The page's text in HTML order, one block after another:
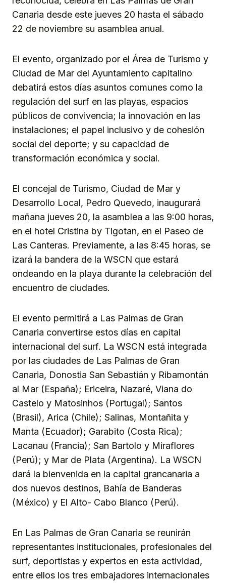
Canaria desde este jueves 20 hasta el sábado
22 de noviembre su asamblea anual.
El evento, organizado por el Área de Turismo y
Ciudad de Mar del Ayuntamiento capitalino
debatirá estos días asuntos comunes como la
regulación del surf en las playas, espacios
públicos de convivencia; la innovación en las
instalaciones; el papel inclusivo y de cohesión
social del deporte; y su capacidad de
transformación económica y social.
El concejal de Turismo, Ciudad de Mar y
Desarrollo Local, Pedro Quevedo, inaugurará
mañana jueves 20, la asamblea a las 9:00 horas,
en el hotel Cristina by Tigotan, en el Paseo de
Las Canteras. Previamente, a las 8:45 horas, se
izará la bandera de la WSCN que estará
ondeando en la playa durante la celebración del
encuentro de ciudades.
El evento permitirá a Las Palmas de Gran
Canaria convertirse estos días en capital
internacional del surf. La WSCN está integrada
por las ciudades de Las Palmas de Gran
Canaria, Donostia San Sebastián y Ribamontán
al Mar (España); Ericeira, Nazaré, Viana do
Castelo y Matosinhos (Portugal); Santos
(Brasil), Arica (Chile); Salinas, Montañita y
Manta (Ecuador); Garabito (Costa Rica);
Lacanau (Francia); San Bartolo y Miraflores
(Perú); y Mar de Plata (Argentina). La WSCN
dará la bienvenida en la capital grancanaria a
dos nuevos destinos, Bahía de Banderas
(México) y El Alto- Cabo Blanco (Perú).
En Las Palmas de Gran Canaria se reunirán
representantes institucionales, profesionales del
surf, deportistas y expertos en esta actividad,
entre ellos los tres embajadores internacionales